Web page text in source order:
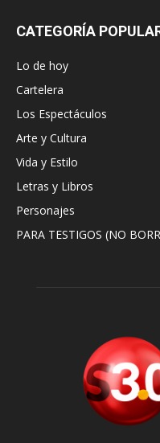
CATEGORÍA
Lo de hoy
Cartelera
Los Espectáculos
Arte y Cultura
Vida y Estilo
Letras y Libros
Personajes
PARA TESTIGOS (NO